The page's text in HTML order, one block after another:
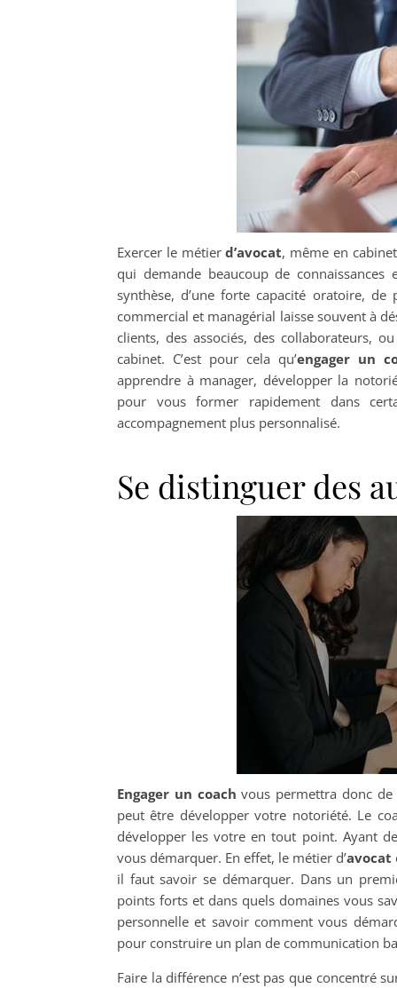
Exercer le métierd’avocat, même en
qui demande beaucoup de
synthèse, d’une forte capacité oratoire, de
commercial et managérial laisse souvent à
clients, des associés, des collaborateurs,
cabinet. C’est pour cela qu’engager un
apprendre à manager, développer la
pour vous former rapidement dans
accompagnement plus personnalisé.
Se distinguer des
Engager un coach vous permettra donc
peut être développer votre notoriété. Le
développer les votre en tout point. Ayant
vous démarquer. En effet, le métier d’avocat
il faut savoir se démarquer. Dans un
points forts et dans quels domaines vous
personnelle et savoir comment vous
pour construire un plan de communication
Faire la différence n’est pas que concentré